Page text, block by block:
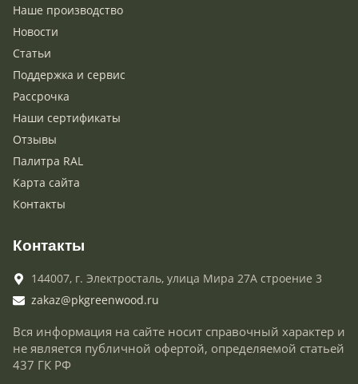
Наше производство
Новости
Статьи
Поддержка и сервис
Рассрочка
Наши сертификаты
Отзывы
Палитра RAL
Карта сайта
Контакты
Контакты
144007, г. Электросталь, улица Мира 27А строение 3
zakaz@pkgreenwood.ru
Вся информация на сайте носит справочный характер и
не является публичной офертой, определяемой статьей
437 ГК РФ